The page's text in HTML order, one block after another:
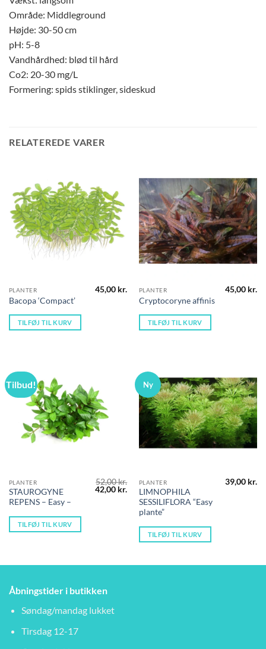
Område: Middleground
Højde: 30-50 cm
pH: 5-8
Vandhårdhed: blød til hård
Co2: 20-30 mg/L
Formering: spids stiklinger, sideskud
RELATEREDE VARER
PLANTER
Bacopa ‘Compact’
45,00 kr.
TILFØJ TIL KURV
PLANTER
Cryptocoryne affinis
45,00 kr.
TILFØJ TIL KURV
Tilbud!
PLANTER
STAUROGYNE
REPENS – Easy –
52,00kr.
Den
oprindelige
42,00 kr. Den
aktuelle
pris
42,00 kr..
TILFØJ TIL KURV
Ny
PLANTER
LIMNOPHILA
SESSILIFLORA “Easy
plante”
39,00 kr.
TILFØJ TIL KURV
Åbningstider i butikken
Søndag/mandag lukket
Tirsdag 12-17